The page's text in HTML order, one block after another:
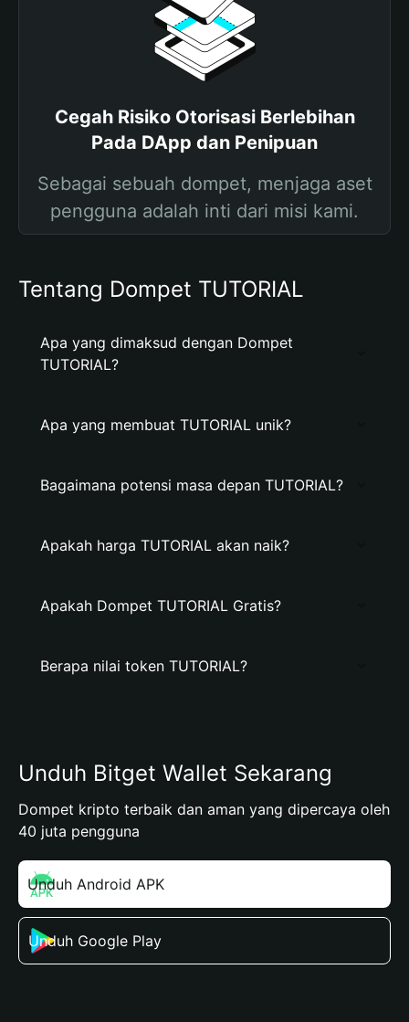
Cegah Risiko Otorisasi Berlebihan
Pada DApp dan Penipuan
Sebagai sebuah dompet, menjaga aset
pengguna adalah inti dari misi kami.
Tentang Dompet TUTORIAL
Apa yang dimaksud dengan Dompet
TUTORIAL?
Apa yang membuat TUTORIAL unik?
Bagaimana potensi masa depan TUTORIAL?
Apakah harga TUTORIAL akan naik?
Apakah Dompet TUTORIAL Gratis?
Berapa nilai token TUTORIAL?
Unduh Bitget Wallet Sekarang
Dompet kripto terbaik dan aman yang dipercaya oleh
40 juta pengguna
Unduh Android APK
Unduh Google Play